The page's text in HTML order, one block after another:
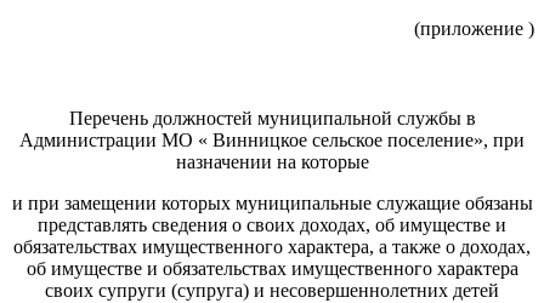
(приложение )
Перечень должностей муниципальной службы в
Администрации МО « Винницкое сельское поселение», при
назначении на которые
и при замещении которых муниципальные служащие обязаны
представлять сведения о своих доходах, об имуществе и
обязательствах имущественного характера, а также о доходах,
об имуществе и обязательствах имущественного характера
своих супруги (супруга) и несовершеннолетних детей